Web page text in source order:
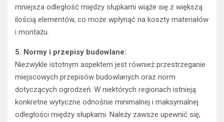
mniejsza odległość między słupkami wiąże się z większą
ilością elementów, co może wpłynąć na koszty materiałów
i montażu.
5. Normy i przepisy budowlane:
Niezwykle istotnym aspektem jest również przestrzeganie
miejscowych przepisów budowlanych oraz norm
dotyczących ogrodzeń. W niektórych regionach istnieją
konkretne wytyczne odnośnie minimalnej i maksymalnej
odległości między słupkami. Należy zawsze upewnić się,